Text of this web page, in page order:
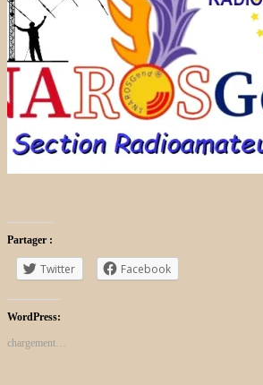
Partager :
Twitter Facebook
WordPress:
chargement…